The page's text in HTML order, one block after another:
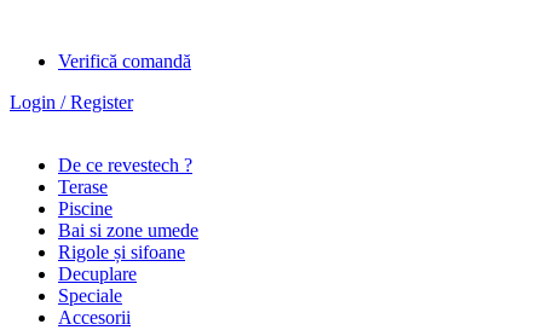
Verifică comandă
Login / Register
De ce revestech ?
Terase
Piscine
Bai si zone umede
Rigole și sifoane
Decuplare
Speciale
Accesorii